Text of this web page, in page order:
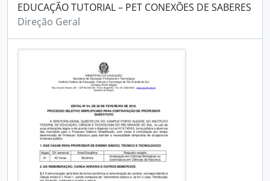
EDUCAÇÃO TUTORIAL – PET CONEXÕES DE SABERES
Direção Geral